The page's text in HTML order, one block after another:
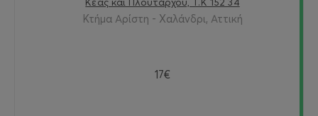
Κτήμα Αρίστη - Χαλάνδρι, Αττική
17€